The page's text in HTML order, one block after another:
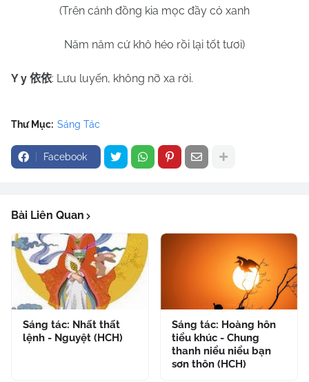
(Trên cánh đồng kia mọc đầy cỏ xanh
Năm năm cứ khô héo rồi lại tốt tươi)
Y y 依依: Lưu luyến, không nỡ xa rời.
Thư Mục: Sáng Tác
Facebook
Bài Liên Quan
Sáng tác: Nhất thất
lệnh - Nguyệt (HCH)
Sáng tác: Hoàng hôn
tiểu khúc - Chung
thanh niểu niểu bạn
sơn thôn (HCH)